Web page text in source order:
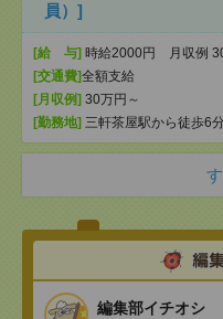
員）]
[給 与] 時給2000円 月収例
[交通費]全額支給
[月収例] 30万円～
[勤務地] 三軒茶屋駅から徒歩6
編集部イチオシ